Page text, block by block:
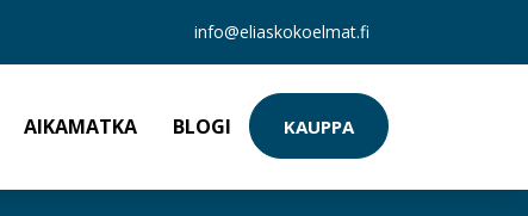
info@eliaskokoelmat.fi
AIKAMATKA BLOGI KAUPPA